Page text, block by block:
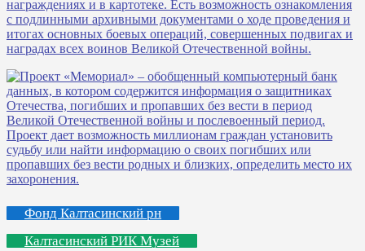
Фонд Калтасинский рн
Калтасинский РИК Музей